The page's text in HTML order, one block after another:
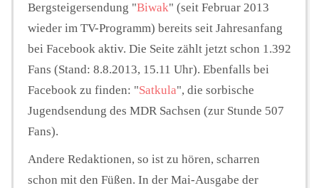
Bergsteigersendung "Biwak" (seit Februar 2013
wieder im TV-Programm) bereits seit Jahresanfang
bei Facebook aktiv. Die Seite zählt jetzt schon 1.392
Fans (Stand: 8.8.2013, 15.11 Uhr). Ebenfalls bei
Facebook zu finden: "Satkula", die sorbische
Jugendsendung des MDR Sachsen (zur Stunde 507
Fans).
Andere Redaktionen, so ist zu hören, scharren
schon mit den Füßen. In der Mai-Ausgabe der